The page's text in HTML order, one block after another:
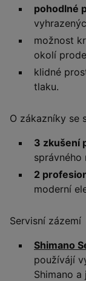
pohodlné
možnost
okolí
klidné
tlaku.
O zákazníky se
3 zkušení
správného
2
moderní
Servisní zázemí
Shimano
používájí
Shimano